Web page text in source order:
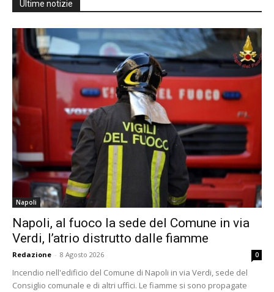
Ultime notizie
Napoli
Napoli, al fuoco la sede del Comune in via
Verdi, l’atrio distrutto dalle fiamme
Redazione - 8 Agosto 2026 0
Incendio nell'edificio del Comune di Napoli in via Verdi, sede del
Consiglio comunale e di altri uffici. Le fiamme si sono propagate